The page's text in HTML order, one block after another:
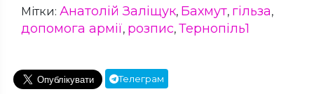
Мітки: Анатолій Заліщук, Бахмут, гільза,
допомога армії, розпис, Тернопіль1
Телеграм